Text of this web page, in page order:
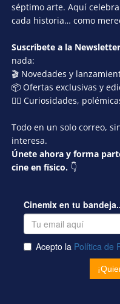
séptimo arte. Aquí
cada historia… como
Suscríbete a la
nada:
🎬 Novedades y
📦 Ofertas exclusivas y
🕵️‍♂️ Curiosidades,
Todo en un solo correo,
interesa.
Únete ahora y forma
cine en físico. 👇